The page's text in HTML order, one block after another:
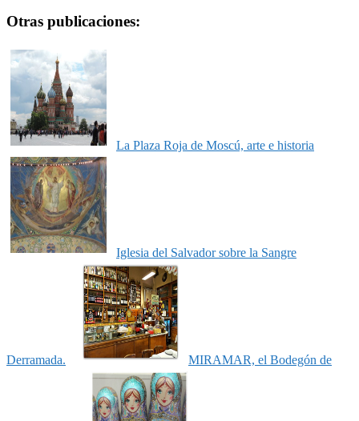
Otras publicaciones:
La Plaza Roja de Moscú, arte e historia
Iglesia del Salvador sobre la Sangre
Derramada. MIRAMAR, el Bodegón de